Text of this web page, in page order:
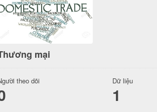
mại
theo dõi Dữ liệu
1